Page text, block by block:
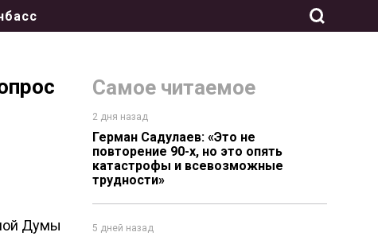
Самое читаемое
2 дня назад
Герман Садулаев: «Это не
повторение 90-х, но это опять
катастрофы и всевозможные
трудности»
5 дней назад
Думы